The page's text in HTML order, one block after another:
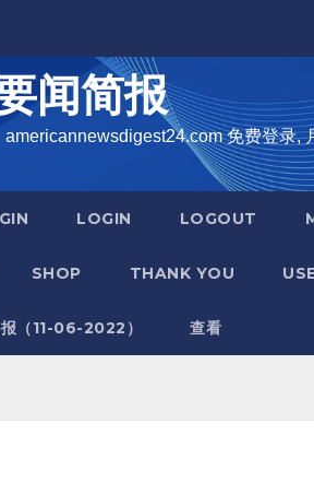
闻简报
免费登录,
LOGIN LOGOUT
SHOP THANK YOU
（11-06-2022） 查看